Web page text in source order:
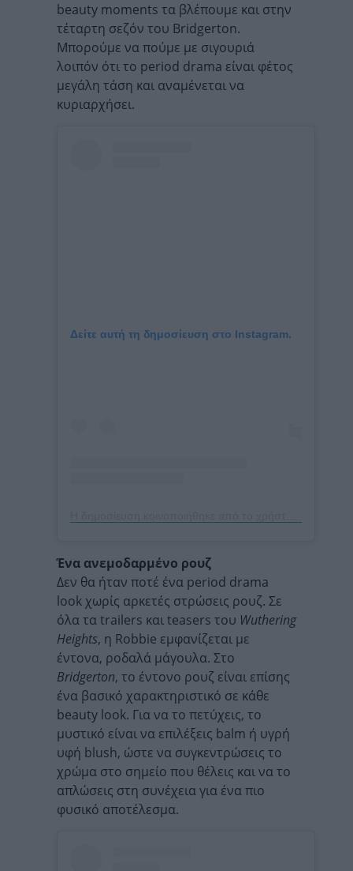
beauty moments τα βλέπουμε και στην
τέταρτη σεζόν του Bridgerton.
Μπορούμε να πούμε με σιγουριά
λοιπόν ότι το period drama είναι φέτος
μεγάλη τάση και αναμένεται να
κυριαρχήσει.
Δείτε αυτή τη δημοσίευση στο Instagram.
Ένα ανεμοδαρμένο ρουζ
Δεν θα ήταν ποτέ ένα period drama
look χωρίς αρκετές στρώσεις ρουζ. Σε
όλα τα trailers και teasers του Wuthering
Heights, η Robbie εμφανίζεται με
έντονα, ροδαλά μάγουλα. Στο
Bridgerton, το έντονο ρουζ είναι επίσης
ένα βασικό χαρακτηριστικό σε κάθε
beauty look. Για να το πετύχεις, το
μυστικό είναι να επιλέξεις balm ή υγρή
υφή blush, ώστε να συγκεντρώσεις το
χρώμα στο σημείο που θέλεις και να το
απλώσεις στη συνέχεια για ένα πιο
φυσικό αποτέλεσμα.